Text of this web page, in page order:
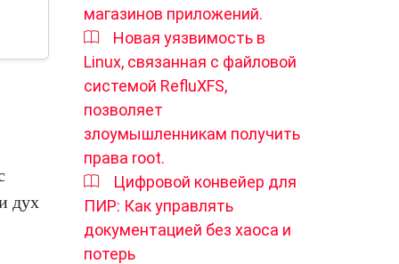
дух
магазинов приложений.
Новая уязвимость в
Linux, связанная с файловой
системой RefluXFS,
позволяет
злоумышленникам получить
права root.
Цифровой конвейер для
ПИР: Как управлять
документацией без хаоса и
потерь